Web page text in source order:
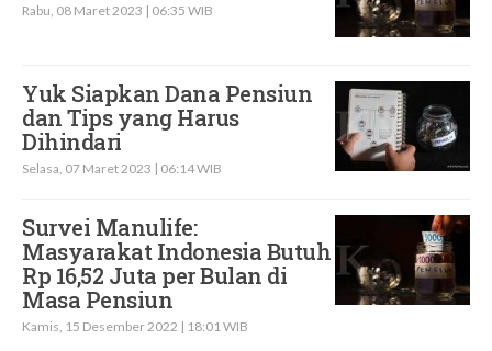
Rabu, 08 Maret 2023 | 06:35 WIB
Yuk Siapkan Dana Pensiun
dan Tips yang Harus
Dihindari
Selasa, 07 Maret 2023 | 06:14 WIB
Survei Manulife:
Masyarakat Indonesia Butuh
Rp 16,52 Juta per Bulan di
Masa Pensiun
Kamis, 15 Desember 2022 | 18:01 WIB